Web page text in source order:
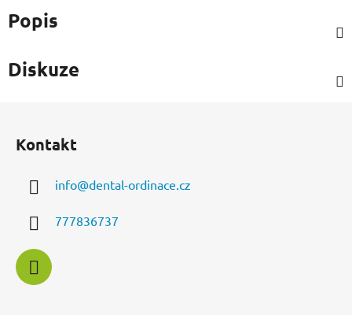
Popis
Diskuze
Kontakt
info@dental-ordinace.cz
777836737